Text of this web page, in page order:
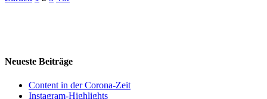
Neueste Beiträge
Content in der Corona-Zeit
Instagram-Highlights